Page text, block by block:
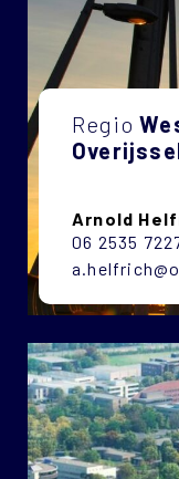
Regio
Arnold
06 2535